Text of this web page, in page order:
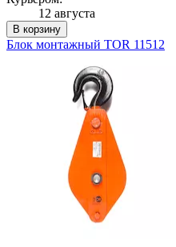
12 августа
В корзину
Блок монтажный TOR 11512